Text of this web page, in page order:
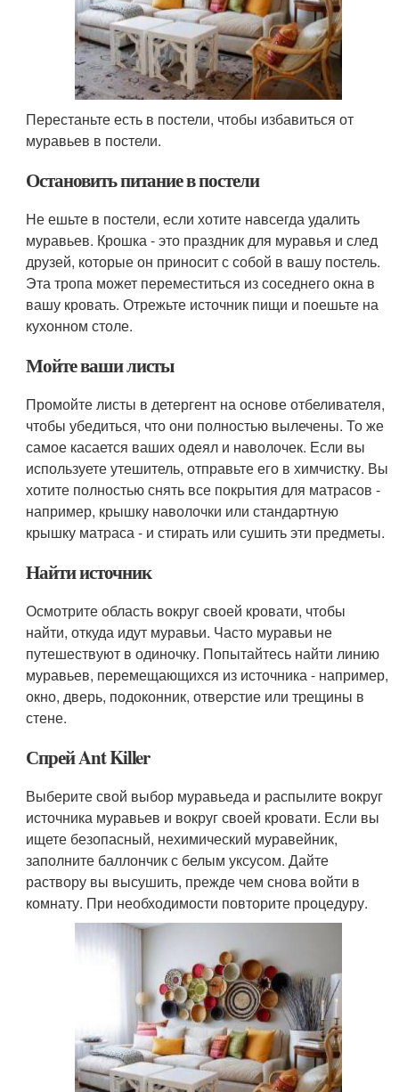
Перестаньте есть в постели, чтобы избавиться от
муравьев в постели.
Остановить питание в постели
Не ешьте в постели, если хотите навсегда удалить
муравьев. Крошка - это праздник для муравья и след
друзей, которые он приносит с собой в вашу постель.
Эта тропа может переместиться из соседнего окна в
вашу кровать. Отрежьте источник пищи и поешьте на
кухонном столе.
Мойте ваши листы
Промойте листы в детергент на основе отбеливателя,
чтобы убедиться, что они полностью вылечены. То же
самое касается ваших одеял и наволочек. Если вы
используете утешитель, отправьте его в химчистку. Вы
хотите полностью снять все покрытия для матрасов -
например, крышку наволочки или стандартную
крышку матраса - и стирать или сушить эти предметы.
Найти источник
Осмотрите область вокруг своей кровати, чтобы
найти, откуда идут муравьи. Часто муравьи не
путешествуют в одиночку. Попытайтесь найти линию
муравьев, перемещающихся из источника - например,
окно, дверь, подоконник, отверстие или трещины в
стене.
Спрей Ant Killer
Выберите свой выбор муравьеда и распылите вокруг
источника муравьев и вокруг своей кровати. Если вы
ищете безопасный, нехимический муравейник,
заполните баллончик с белым уксусом. Дайте
раствору вы высушить, прежде чем снова войти в
комнату. При необходимости повторите процедуру.